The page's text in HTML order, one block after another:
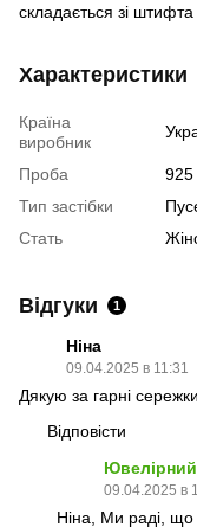
складається зі штифта
Характеристики
Країна
виробник
Проба
925
Тип застібки
Стать
Відгуки 1
Ніна
09.04.2025 в 11:31
Дякую за гарні
Відповісти
Ювелірний
09.04.2025 в
Ніна, Ми раді,